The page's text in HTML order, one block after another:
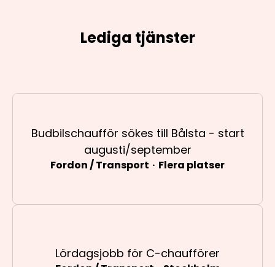
Lediga tjänster
Budbilschaufför sökes till Bålsta - start
augusti/september
Fordon / Transport · Flera platser
Lördagsjobb för C-chaufförer